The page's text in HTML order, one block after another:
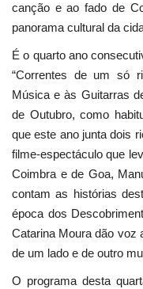
canção e ao fado de
panorama cultural da
É o quarto ano
“Correntes de um só
Música e às Guitarras
de Outubro, como
que este ano junta dois
filme-espectáculo que
Coimbra e de Goa,
contam as histórias
época dos
Catarina Moura dão voz
de um lado e de outro
O programa desta